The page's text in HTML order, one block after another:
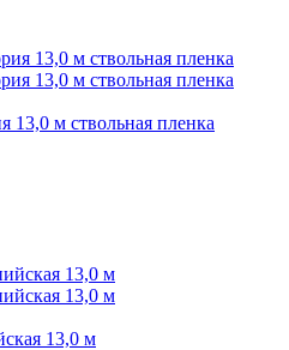
13,0 м ствольная пленка
13,0 м